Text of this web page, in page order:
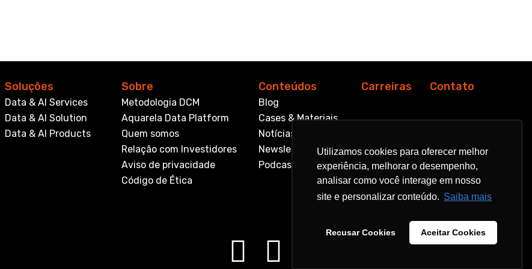
Utilizamos cookies para oferecer melhor
experiência, melhorar o desempenho,
analisar como você interage em nosso
site e personalizar conteúdo. Saiba mais
Recusar Cookies Aceitar Cookies
Utilizamos cookies para oferecer melhor
experiência, melhorar o desempenho,
analisar como você interage em nosso
site e personalizar conteúdo. Saiba mais
Recusar Cookies Aceitar Cookies
Soluções
Data & AI Services
Data & AI Solution
Data & AI Products
Sobre
Metodologia DCM
Aquarela Data Platform
Quem somos
Relação com Investidores
Aviso de privacidade
Código de Ética
Conteúdos
Blog
Cases & Materiais
Notícias
Newsletter
Podcast
Carreiras Contato